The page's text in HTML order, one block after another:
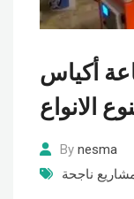
أكياس
الانواع
By nesma
ناجحة